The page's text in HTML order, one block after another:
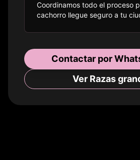
Coordinamos todo el proceso
cachorro llegue seguro a tu
Contactar por
Ver Razas